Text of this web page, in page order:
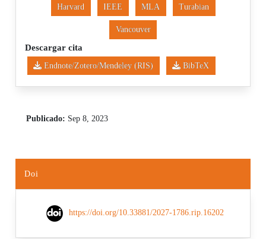
Harvard IEEE MLA Turabian
Vancouver
Descargar cita
Endnote/Zotero/Mendeley (RIS) BibTeX
Publicado: Sep 8, 2023
Doi
https://doi.org/10.33881/2027-1786.rip.16202